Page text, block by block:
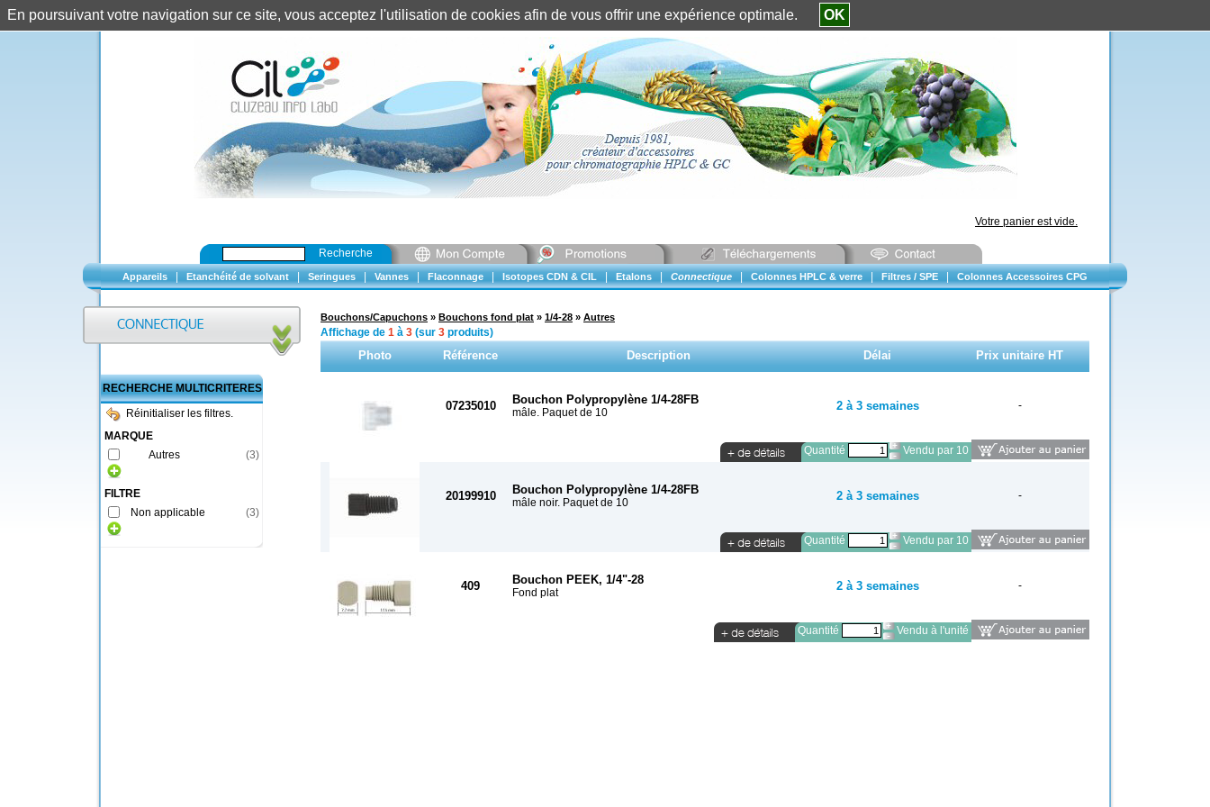
Identification client ||Mon compte
Votre panier est vide.
Recherche
Appareils Etanchéité de solvant Seringues Vannes Flaconnage Isotopes CDN & CIL Etalons Connectique Colonnes HPLC & verre Filtres / SPE Colonnes Accessoires CPG
RECHERCHE MULTICRITERES
Réinitialiser les filtres.
MARQUE
Autres
(3)
FILTRE
Non applicable
(3)
Bouchons/Capuchons » Bouchons fond plat » 1/4-28 » Autres
Affichage de 1 à 3 (sur 3 produits)
Photo Référence Description Délai Prix unitaire HT
07235010 Bouchon Polypropylène 1/4-28FB
mâle. Paquet de 10 2 à 3 semaines -
Quantité Vendu par 10
20199910 Bouchon Polypropylène 1/4-28FB
mâle noir. Paquet de 10 2 à 3 semaines -
Quantité Vendu par 10
409 Bouchon PEEK, 1/4"-28
Fond plat 2 à 3 semaines -
Quantité Vendu à l'unité
En poursuivant votre navigation sur ce site, vous acceptez l'utilisation de cookies afin de vous offrir une expérience optimale. OK